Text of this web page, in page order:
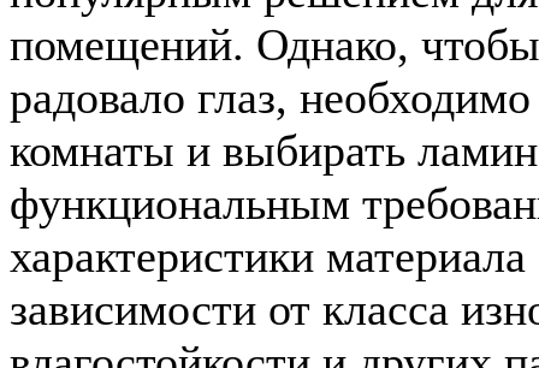
помещений. Однако,
радовало глаз,
комнаты и выбирать
функциональным
характеристики
зависимости от класса